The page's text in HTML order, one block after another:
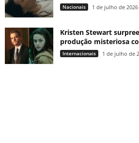
Nacionais 1 de julho de 2026
Kristen Stewart
produção misteriosa
Internacionais 1 de julho de